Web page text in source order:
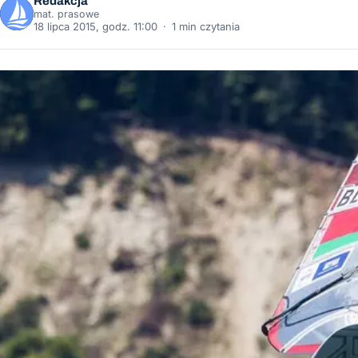
mat. prasowe
18 lipca 2015, godz. 11:00 · 1 min czytania